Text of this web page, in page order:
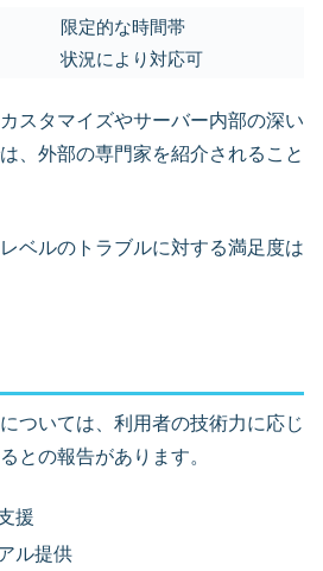
限定的な時間帯
状況により対応可
スタマイズやサーバー内部の深い
、外部の専門家を紹介されること
ベルのトラブルに対する満足度は
ついては、利用者の技術力に応じ
との報告があります。
援
ル提供